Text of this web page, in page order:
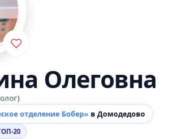
Олеговна
отделение Бобер» в Домодедово
20